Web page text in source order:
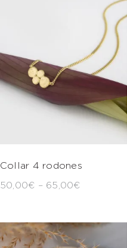
Collar 4 rodones
50,00€ – 65,00€